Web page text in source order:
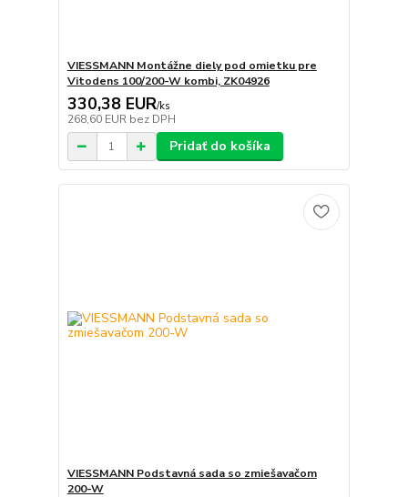
VIESSMANN Montážne diely pod omietku pre
Vitodens 100/200-W kombi, ZK04926
330,38 EUR/ks
268,60 EUR bez DPH
Pridať do košíka
VIESSMANN Podstavná sada so zmiešavačom
200-W